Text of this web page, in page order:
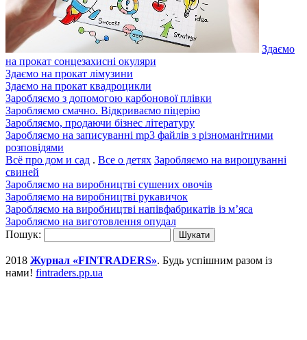
Здаємо
на прокат сонцезахисні окуляри
Здаємо на прокат лімузини
Здаємо на прокат квадроцикли
Заробляємо з допомогою карбонової плівки
Заробляємо смачно. Відкриваємо піцерію
Заробляємо, продаючи бізнес літературу
Заробляємо на записуванні mp3 файлів з різноманітними
розповідями
Всё про дом и сад . Все о детях Заробляємо на вирощуванні
свиней
Заробляємо на виробництві сушених овочів
Заробляємо на виробництві рукавичок
Заробляємо на виробництві напівфабрикатів із м’яса
Заробляємо на виготовлення опудал
Пошук:
2018 Журнал «FINTRADERS». Будь успішним разом із
нами! fintraders.pp.ua